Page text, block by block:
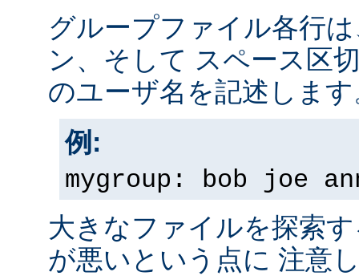
グループファイル各行
ン、そして スペース区
のユーザ名を記述します
例:
mygroup: bob joe
大きなファイルを探索
が悪いという点に 注意